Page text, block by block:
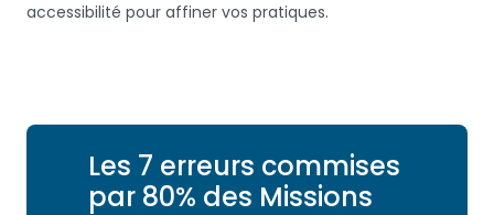
accessibilité pour affiner vos pratiques.
Les 7 erreurs commises
par 80% des Missions